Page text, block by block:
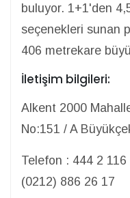
buluyor. 1+1'den
seçenekleri sunan
406 metrekare
İletişim bilgileri:
Alkent 2000
No:151 / A
Telefon : 444 2
(0212) 886 26 17